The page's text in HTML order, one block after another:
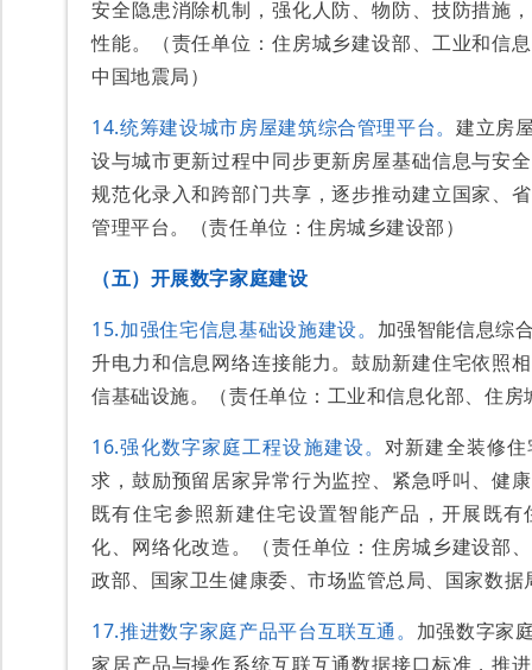
安全隐患消除机制，强化人防、物防、技防措施
性能。（责任单位：住房城乡建设部、工业和信
中国地震局）
14.统筹建设城市房屋建筑综合管理平台。建立房
设与城市更新过程中同步更新房屋基础信息与安
规范化录入和跨部门共享，逐步推动建立国家、
管理平台。（责任单位：住房城乡建设部）
（五）开展数字家庭建设
15.加强住宅信息基础设施建设。 加强智能信息综
升电力和信息网络连接能力。鼓励新建住宅依照
信基础设施。（责任单位：工业和信息化部、住房
16.强化数字家庭工程设施建设。对新建全装修
求，鼓励预留居家异常行为监控、紧急呼叫、健
既有住宅参照新建住宅设置智能产品，开展既
化、网络化改造。（责任单位：住房城乡建设部
政部、国家卫生健康委、市场监管总局、国家数据
17.推进数字家庭产品平台互联互通。 加强数字家
家居产品与操作系统互联互通数据接口标准，推